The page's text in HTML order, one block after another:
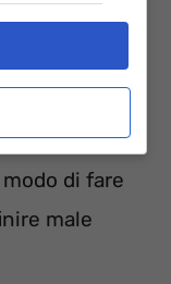
fare
a
di fare
male